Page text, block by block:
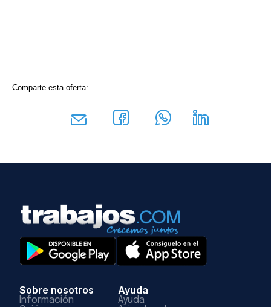
Comparte esta oferta:
Sobre nosotros
Información
Ayuda
Ayuda